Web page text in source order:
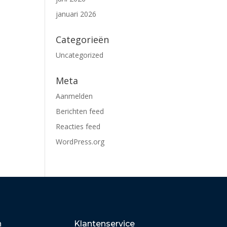
januari 2026
Categorieën
Uncategorized
Meta
Aanmelden
Berichten feed
Reacties feed
WordPress.org
Klantenservice